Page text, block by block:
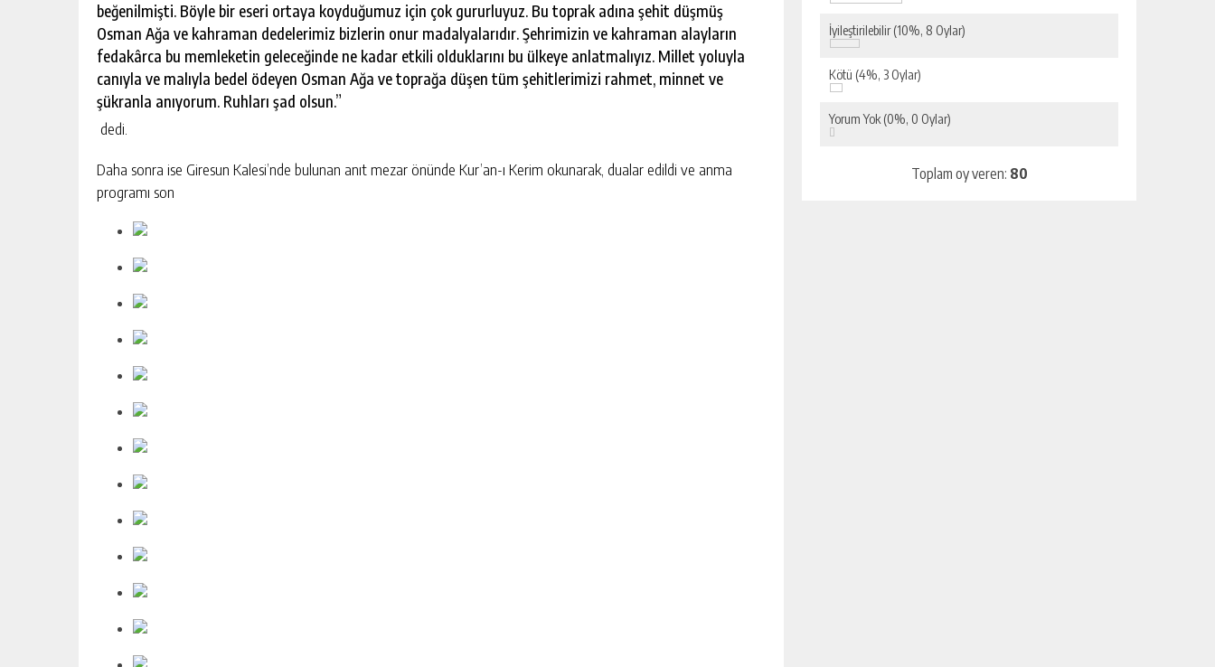
beğenilmişti. Böyle bir eseri ortaya koyduğumuz için çok gururluyuz. Bu toprak adına şehit düşmüş
Osman Ağa ve kahraman dedelerimiz bizlerin onur madalyalarıdır. Şehrimizin ve kahraman alayların
fedakârca bu memleketin geleceğinde ne kadar etkili olduklarını bu ülkeye anlatmalıyız. Millet yoluyla
canıyla ve malıyla bedel ödeyen Osman Ağa ve toprağa düşen tüm şehitlerimizi rahmet, minnet ve
şükranla anıyorum. Ruhları şad olsun.”
dedi.
Daha sonra ise Giresun Kalesi’nde bulunan anıt mezar önünde Kur’an-ı Kerim okunarak, dualar edildi ve anma
programı son
İyileştirilebilir(10%, 8 Oylar)
Kötü (4%, 3 Oylar)
Yorum Yok (0%, 0 Oylar)
Toplam oy veren: 80